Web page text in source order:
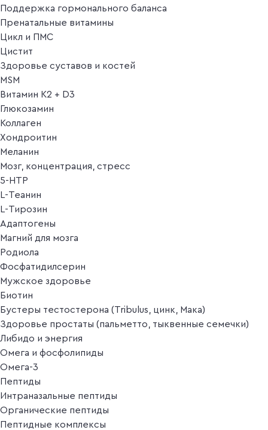
Поддержка гормонального баланса
Пренатальные витамины
Цикл и ПМС
Цистит
Здоровье суставов и костей
MSM
Витамин K2 + D3
Глюкозамин
Коллаген
Хондроитин
Меланин
Мозг, концентрация, стресс
5-HTP
L-Теанин
L-Тирозин
Адаптогены
Магний для мозга
Родиола
Фосфатидилсерин
Мужское здоровье
Биотин
Бустеры тестостерона (Tribulus, цинк, Мака)
Здоровье простаты (пальметто, тыквенные семечки)
Либидо и энергия
Омега и фосфолипиды
Омега-3
Пептиды
Интраназальные пептиды
Органические пептиды
Пептидные комплексы